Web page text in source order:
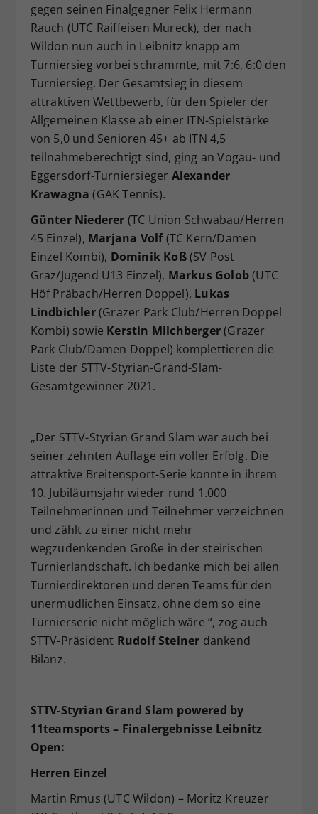
gegen seinen Finalgegner Felix Hermann
Rauch (UTC Raiffeisen Mureck), der nach
Wildon nun auch in Leibnitz knapp am
Turniersieg vorbei schrammte, mit 7:6, 6:0 den
Turniersieg. Der Gesamtsieg in diesem
attraktiven Wettbewerb, für den Spieler der
Allgemeinen Klasse ab einer ITN-Spielstärke
von 5,0 und Senioren 45+ ab ITN 4,5
teilnahmeberechtigt sind, ging an Vogau- und
Eggersdorf-Turniersieger Alexander
Krawagna (GAK Tennis).
Günter Niederer (TC Union Schwabau/Herren
45 Einzel), Marjana Volf(TC Kern/Damen
Einzel Kombi), Dominik Koß(SV Post
Graz/Jugend U13 Einzel), Markus Golob(UTC
Höf Präbach/Herren Doppel), Lukas
Lindbichler(Grazer Park Club/Herren Doppel
Kombi) sowie Kerstin Milchberger(Grazer
Park Club/Damen Doppel) komplettieren die
Liste der STTV-Styrian-Grand-Slam-
Gesamtgewinner 2021.
„Der STTV-Styrian Grand Slam war auch bei
seiner zehnten Auflage ein voller Erfolg. Die
attraktive Breitensport-Serie konnte in ihrem
10. Jubiläumsjahr wieder rund 1.000
Teilnehmerinnen und Teilnehmer verzeichnen
und zählt zu einer nicht mehr
wegzudenkenden Größe in der steirischen
Turnierlandschaft. Ich bedanke mich bei allen
Turnierdirektoren und deren Teams für den
unermüdlichen Einsatz, ohne dem so eine
Turnierserie nicht möglich wäre “, zog auch
STTV-Präsident Rudolf Steiner dankend
Bilanz.
STTV-Styrian Grand Slam powered by
11teamsports– Finalergebnisse Leibnitz
Open:
Herren Einzel
Martin Rmus (UTC Wildon) – Moritz Kreuzer